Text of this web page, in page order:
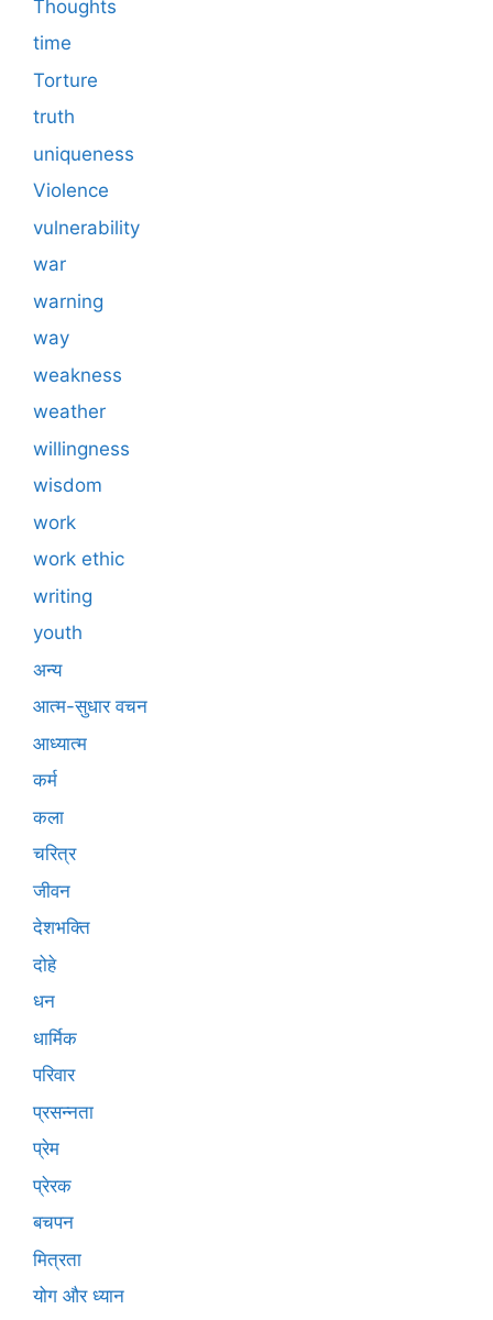
Thoughts
time
Torture
truth
uniqueness
Violence
vulnerability
war
warning
way
weakness
weather
willingness
wisdom
work
work ethic
writing
youth
अन्य
आत्म-सुधार वचन
आध्यात्म
कर्म
कला
चरित्र
जीवन
देशभक्ति
दोहे
धन
धार्मिक
परिवार
प्रसन्नता
प्रेम
प्रेरक
बचपन
मित्रता
योग और ध्यान